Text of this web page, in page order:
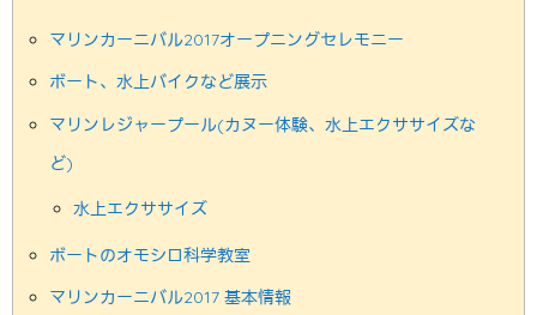
マリンカーニバル2017オープニングセレモニー
ボート、水上バイクなど展示
マリンレジャープール(カヌー体験、水上エクササイズな
ど)
水上エクササイズ
ボートのオモシロ科学教室
マリンカーニバル2017 基本情報